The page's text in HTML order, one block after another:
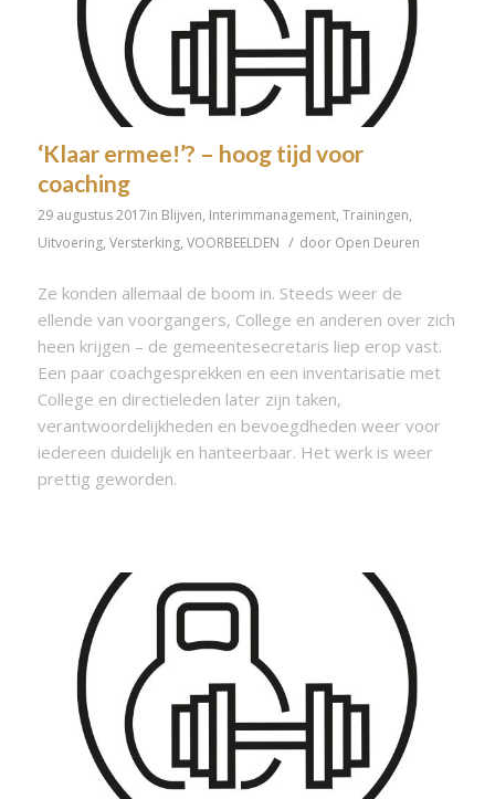
‘Klaar ermee!’? – hoog tijd voor
coaching
29 augustus 2017in Blijven, Interimmanagement, Trainingen,
Uitvoering, Versterking, VOORBEELDEN / door Open Deuren
Ze konden allemaal de boom in. Steeds weer de
ellende van voorgangers, College en anderen over zich
heen krijgen – de gemeentesecretaris liep erop vast.
Een paar coachgesprekken en een inventarisatie met
College en directieleden later zijn taken,
verantwoordelijkheden en bevoegdheden weer voor
iedereen duidelijk en hanteerbaar. Het werk is weer
prettig geworden.